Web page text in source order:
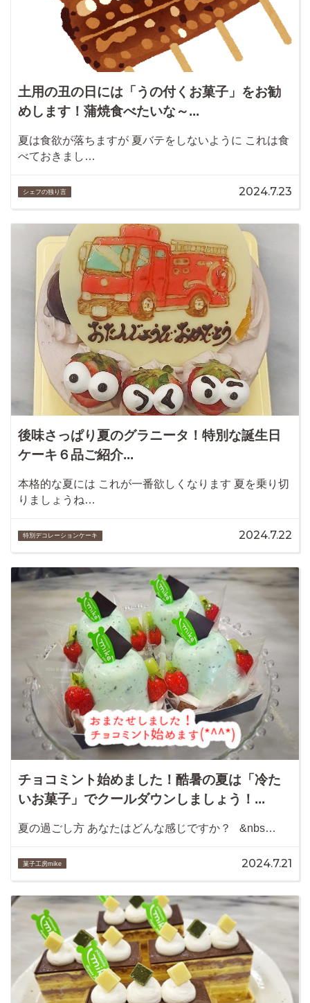
土用の丑の日には「うの付くお菓子」をお勧
めします！蒲焼食べたいな～...
夏は食欲が落ちますが 夏バテをしないように これは食
べておきまし…
シェフの独り言 2024.7.23
後味さっぱり夏のグラニータ！特別な誕生日
ケーキ６品ご紹介...
本格的な夏には これが一番欲しくなります 夏を乗り切
りましょうね…
特別デコレーションケーキ 2024.7.22
チョコミント始めました！酷暑の夏は「冷た
いお菓子」でクールダウンしましょう！...
夏の過ごし方 あなたはどんな感じですか？ &nbs…
菓子工房mike 2024.7.21